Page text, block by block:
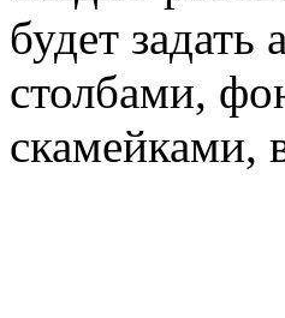
будет
столбами,
скамейками,